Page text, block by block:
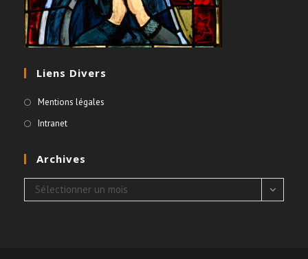
Liens Divers
Mentions légales
Intranet
Archives
Archives
Sélectionner un mois